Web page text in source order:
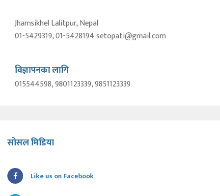
Jhamsikhel Lalitpur, Nepal
01-5429319, 01-5428194 setopati@gmail.com
विज्ञापनका लागि
015544598, 9801123339, 9851123339
सोसल मिडिया
Like us on Facebook